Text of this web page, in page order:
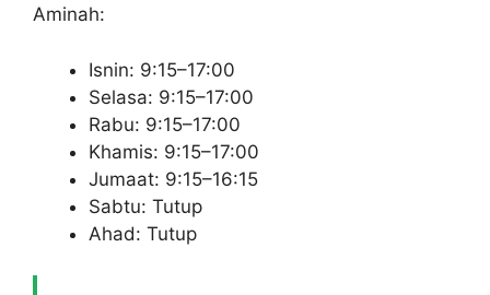
Aminah:
Isnin: 9:15–17:00
Selasa: 9:15–17:00
Rabu: 9:15–17:00
Khamis: 9:15–17:00
Jumaat: 9:15–16:15
Sabtu: Tutup
Ahad: Tutup